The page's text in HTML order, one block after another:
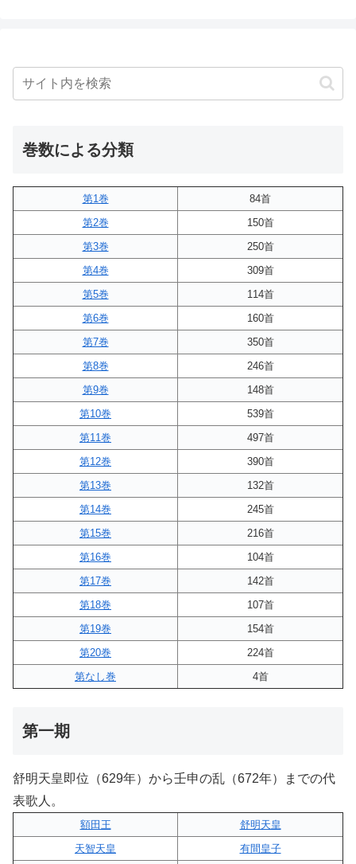
巻数による分類
第1巻
84首
第2巻
150首
第3巻
250首
第4巻
309首
第5巻
114首
第6巻
160首
第7巻
350首
第8巻
246首
第9巻
148首
第10巻
539首
第11巻
497首
第12巻
390首
第13巻
132首
第14巻
245首
第15巻
216首
第16巻
104首
第17巻
142首
第18巻
107首
第19巻
154首
第20巻
224首
第なし巻
4首
第一期
舒明天皇即位（629年）から壬申の乱（672年）までの代
表歌人。
額田王
舒明天皇
天智天皇
有間皇子